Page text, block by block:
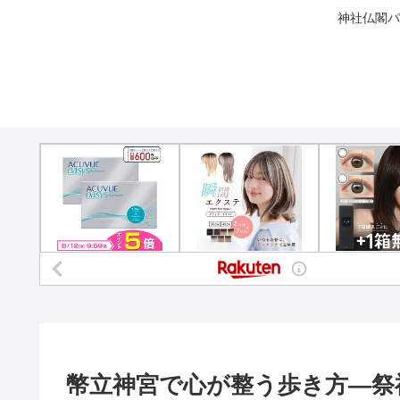
神社仏閣
幣立神宮で心が整う歩き方—